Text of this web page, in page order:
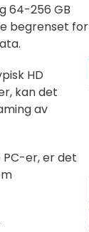
64-256 GB
begrenset for
HD
kan det
av
er, er det